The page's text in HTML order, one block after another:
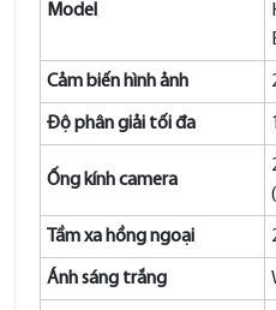
Model
Cảm biến hình ảnh
Độ phân giải tối đa
Ống kính camera
Tầm xa hồng ngoại
Ánh sáng trắng